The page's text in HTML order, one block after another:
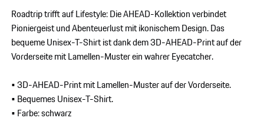
Roadtrip trifft auf Lifestyle: Die AHEAD-Kollektion verbindet
Pioniergeist und Abenteuerlust mit ikonischem Design. Das
bequeme Unisex-T-Shirt ist dank dem 3D-AHEAD-Print auf der
Vorderseite mit Lamellen-Muster ein wahrer Eyecatcher.
• 3D-AHEAD-Print mit Lamellen-Muster auf der Vorderseite.
• Bequemes Unisex-T-Shirt.
• Farbe: schwarz